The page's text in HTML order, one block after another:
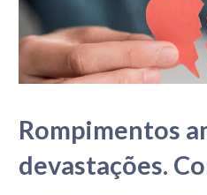
Rompimentos
devastações.